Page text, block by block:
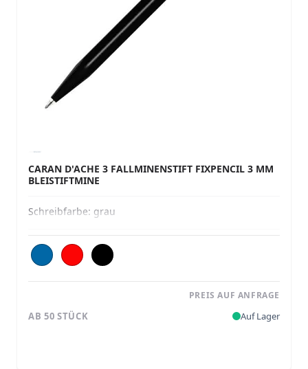
CARAN D'ACHE 3 FALLMINENSTIFT FIXPENCIL 3 MM
BLEISTIFTMINE
Schreibfarbe: grau
PREIS AUF ANFRAGE
AB 50 STÜCK Auf Lager